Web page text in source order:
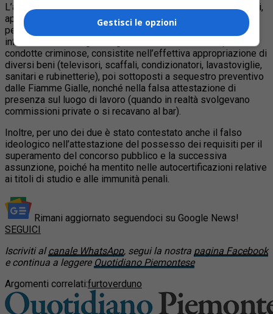
L’attività, svolta mediante accurate ricostruzioni documentali,
appostamenti e pedinamenti, è culminata con delle
perquisizioni locali che, unitamente all’analisi dei dispositivi
informatici in uso agli indagati, hanno dimostrato le plurime
condotte criminose, consistite nell’effettiva appropriazione di
diversi beni (televisori, scaffali, condizionatori, lavastoviglie,
sanitari e rubinetterie), poi sottoposti a sequestro preventivo
dalle Fiamme Gialle, nonché nella falsa attestazione di
presenza sul luogo di lavoro (quando in realtà svolgevano
commissioni private o si recavano al bar).
Inoltre, per uno dei due è stato contestato anche il falso
ideologico nell’attestazione del possesso dei requisiti per il
superamento del concorso pubblico e la successiva
assunzione, poiché ha mentito nelle autocertificazioni relative
ai titoli di studio e alle immunità penali.
Rimani aggiornato seguendoci su Google News!
SEGUICI
Iscriviti alcanale WhatsApp, segui la nostra pagina Facebook
e continua a leggere Quotidiano Piemontese
Argomenti correlati:furtoverduno
Gestisci le opzioni